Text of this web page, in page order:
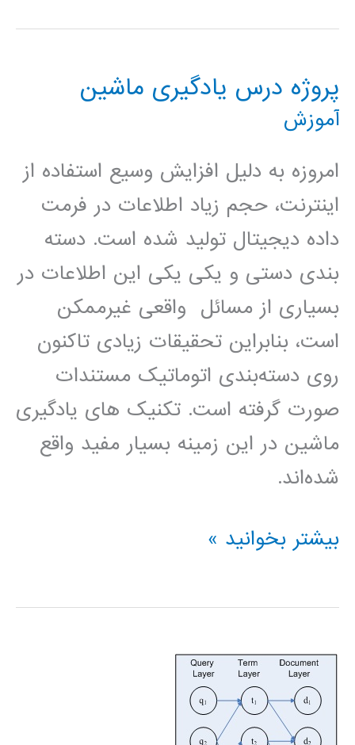
درس
ماشین
پروژه درس يادگيری ماشين
آموزش
امروزه به دلیل افزایش وسیع استفاده از
اینترنت، حجم زیاد اطلاعات در فرمت
داده دیجیتال تولید شده است. دسته‌
بندی دستی و یکی یکی این اطلاعات در
بسیاری از مسائل واقعی غیرممکن
است، بنابراین تحقیقات زیادی تاکنون
روی دسته‌بندی اتوماتیک مستندات
صورت گرفته است. تکنیک‌ های یادگیری
ماشین در این زمینه بسیار مفید واقع
شده‌اند.
پروژه
يادگيری
بیشتر بخوانید »